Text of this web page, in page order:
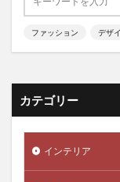
ファッション デザ
カテゴリー
インテリア